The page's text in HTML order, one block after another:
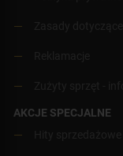
AKCJE SPECJALNE